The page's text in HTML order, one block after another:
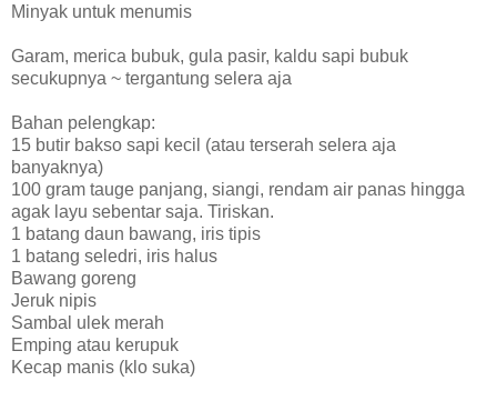
Minyak untuk menumis
Garam, merica bubuk, gula pasir, kaldu sapi bubuk
secukupnya ~ tergantung selera aja
Bahan pelengkap:
15 butir bakso sapi kecil (atau terserah selera aja
banyaknya)
100 gram tauge panjang, siangi, rendam air panas hingga
agak layu sebentar saja. Tiriskan.
1 batang daun bawang, iris tipis
1 batang seledri, iris halus
Bawang goreng
Jeruk nipis
Sambal ulek merah
Emping atau kerupuk
Kecap manis (klo suka)